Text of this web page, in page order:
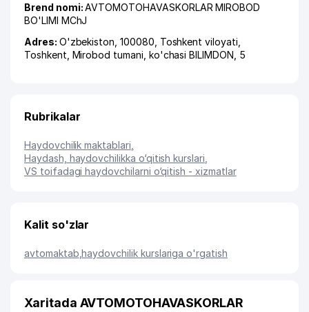
Brend nomi:AVTOMOTOHAVASKORLAR MIROBOD
BO'LIMI MChJ
Adres: O'zbekiston, 100080, Toshkent viloyati
Toshkent Mirobod tumani ko'chasi BILIMDON , 5
Rubrikalar
Haydovchilik maktablari
Haydash, haydovchilikka o‘qitish kurslari
VS toifadagi haydovchilarni o‘qitish - xizmatlar
Kalit so'zlar
avtomaktab ,haydovchilik kurslariga o'rgatish
Xaritada AVTOMOTOHAVASKORLAR